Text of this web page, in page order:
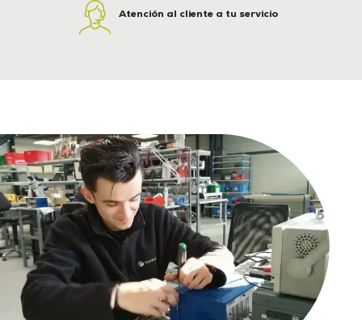
Atención al cliente a tu servicio